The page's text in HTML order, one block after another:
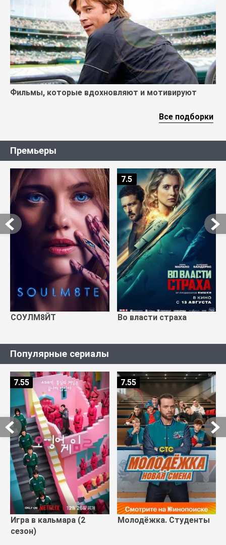
Фильмы, которые вдохновляют и мотивируют
Все подборки
Премьеры
СОУЛМ8ЙТ Во власти страха
7.5
Популярные сериалы
Игра в кальмара (2
сезон)
7.55
Молодёжка. Студенты
7.55